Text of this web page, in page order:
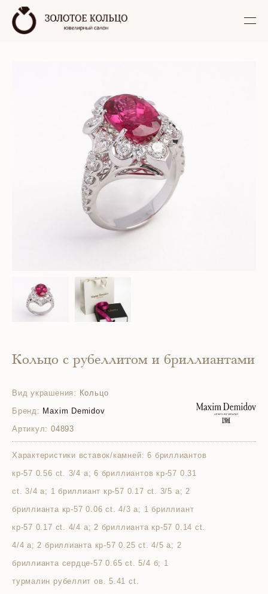
Кольцо с рубеллитом и бриллиантами
Вид украшения: Кольцо
Бренд: Maxim Demidov
Артикул: 04893
Характеристики вставок/камней: 6 бриллиантов
кр-57 0.56 ct. 3/4 а; 6 бриллиантов кр-57 0.31
ct. 3/4 а; 1 бриллиант кр-57 0.17 ct. 3/5 а; 2
бриллианта кр-57 0.06 ct. 4/3 а; 1 бриллиант
кр-57 0.17 ct. 4/4 а; 2 бриллианта кр-57 0.14 ct.
4/4 а; 2 бриллианта кр-57 0.25 ct. 4/5 а; 2
бриллианта сердце-57 0.65 ct. 5/4 б; 1
турмалин рубеллит ов. 5.41 ct.